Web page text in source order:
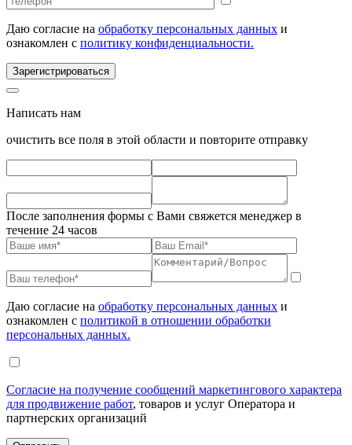
Даю согласие на обработку персональных данных и
ознакомлен с политику конфиденциальности.
Зарегистрироваться
Написать нам
очистить все поля в этой области и повторите отправку
После заполнения формы с Вами свяжется менеджер в
течение 24 часов
Даю согласие на обработку персональных данных и
ознакомлен с политикой в отношении обработки
персональных данных.
Согласие на получение сообщений маркетингового характера
для продвижение работ, товаров и услуг Оператора и
партнерских организаций